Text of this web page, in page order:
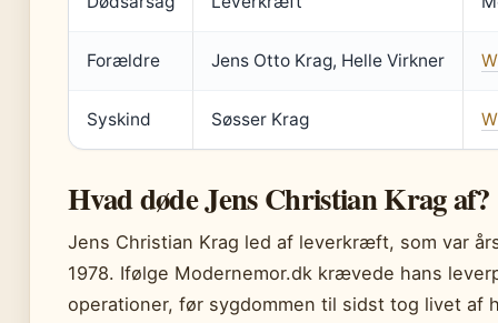
Forældre Jens Otto Krag, Helle Virkner
Syskind Søsser Krag
Hvad døde Jens Christian Krag af?
Jens Christian Krag led af leverkræft, som var
1978. Ifølge Modernemor.dk krævede hans
operationer, før sygdommen til sidst tog livet af